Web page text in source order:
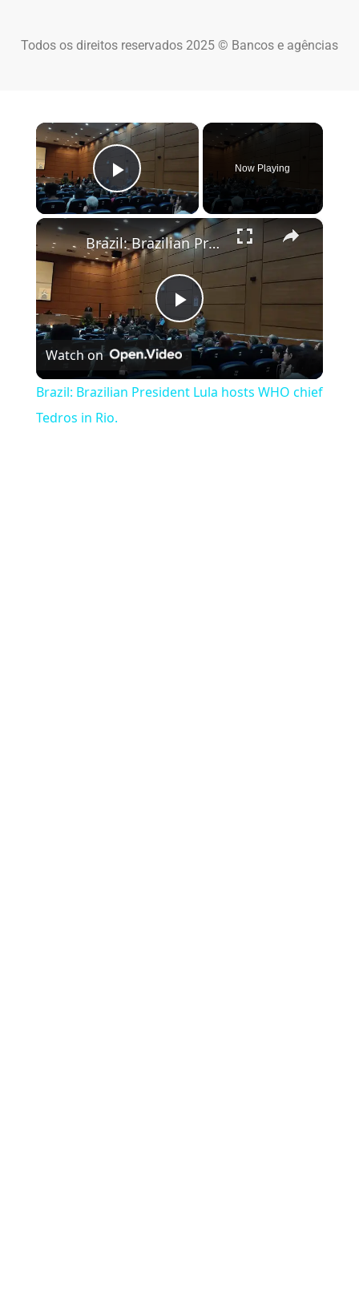
Todos os direitos reservados 2025 © Bancos e agências
×
Play Video
Now Playing
×
Play Video
Brazil: Brazilian President Lula hosts WHO chief Tedros in Rio.
Watch on
Brazil: Brazilian President Lula hosts WHO chief
Tedros in Rio.